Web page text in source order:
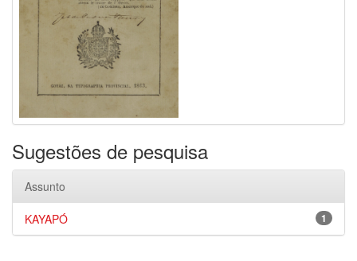
Sugestões de pesquisa
Assunto
1
KAYAPÓ